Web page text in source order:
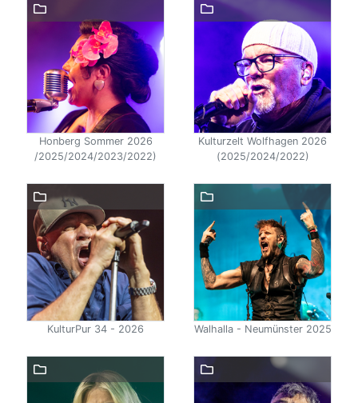
Honberg Sommer 2026
/2025/2024/2023/2022)
Kulturzelt Wolfhagen 2026
(2025/2024/2022)
KulturPur 34 - 2026 Walhalla - Neumünster 2025